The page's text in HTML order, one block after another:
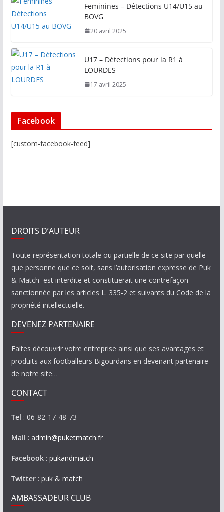
Feminines – Détections U14/U15 au
BOVG
20 avril 2025
U17 – Détections pour la R1 à
LOURDES
17 avril 2025
Facebook
[custom-facebook-feed]
DROITS D’AUTEUR
Toute représentation totale ou partielle de ce site par quelle
que personne que ce soit, sans l’autorisation expresse de Puk
& Match est interdite et constituerait une contrefaçon
sanctionnée par les articles L. 335-2 et suivants du Code de la
propriété intellectuelle.
DEVENEZ PARTENAIRE
Faites découvrir votre entreprise ainsi que ses avantages et
produits aux footballeurs Bigourdans en devenant partenaire
de notre site…
CONTACT
Tel : 06-82-17-48-73
Mail : admin@puketmatch.fr
Facebook: pukandmatch
Twitter: puk & match
AMBASSADEUR CLUB